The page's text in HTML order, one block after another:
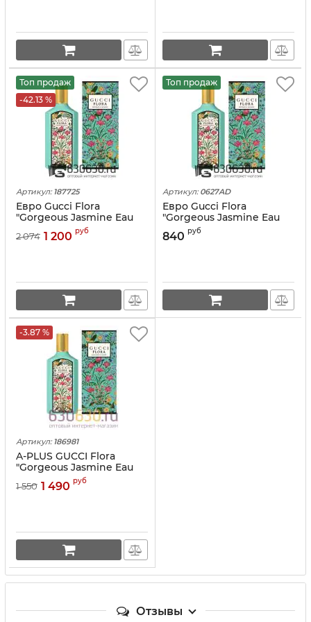
Топ продаж
-42.13 %
Артикул: 187725
Евро Gucci Flora
"Gorgeous Jasmine Eau
De Parfum"100 ml
2 074 1 200 руб
Топ продаж
Артикул: 0627AD
Евро Gucci Flora
"Gorgeous Jasmine Eau
De Parfum" 100 ml оптом
840 руб
-3.87 %
Артикул: 186981
A-PLUS GUCCI Flora
"Gorgeous Jasmine Eau
De Parfum"100 ml
1 550 1 490 руб
Отзывы